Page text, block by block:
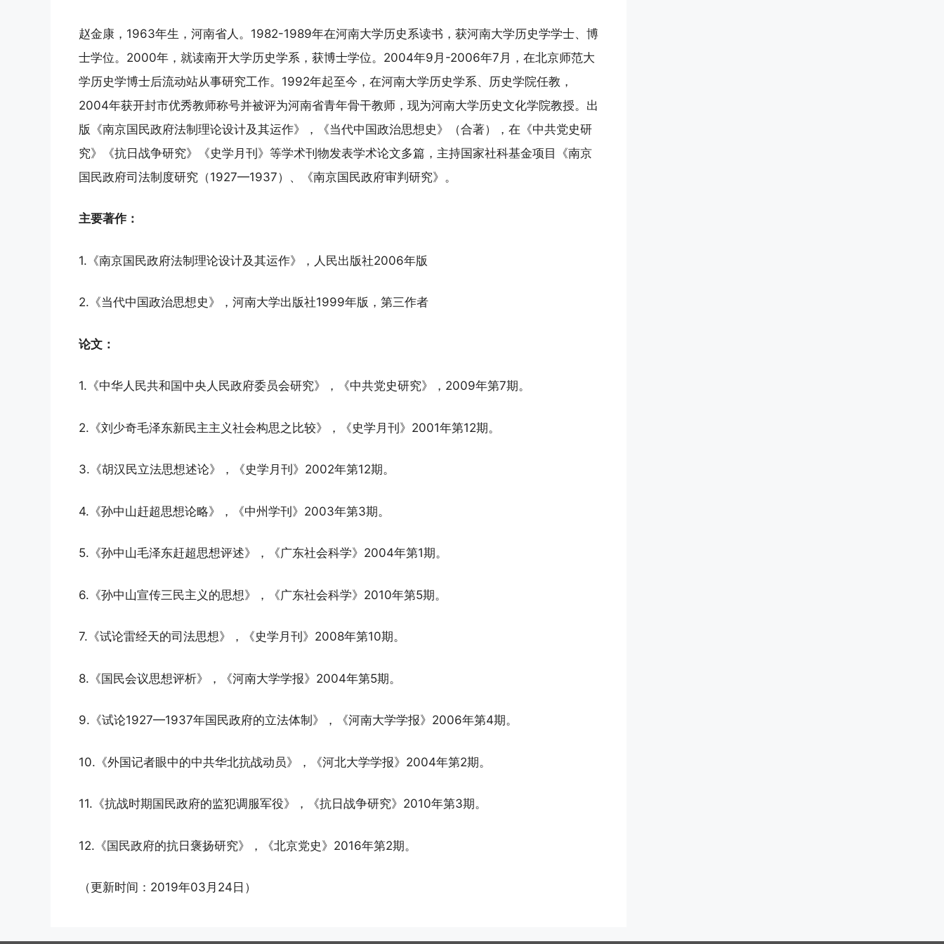
赵金康，1963年生，河南省人。1982-1989年在河南大学历史系读书，获河南大学历史学学士、博
士学位。2000年，就读南开大学历史学系，获博士学位。2004年9月-2006年7月，在北京师范大
学历史学博士后流动站从事研究工作。1992年起至今，在河南大学历史学系、历史学院任教，
2004年获开封市优秀教师称号并被评为河南省青年骨干教师，现为河南大学历史文化学院教授。出
版《南京国民政府法制理论设计及其运作》，《当代中国政治思想史》（合著），在《中共党史研
究》《抗日战争研究》《史学月刊》等学术刊物发表学术论文多篇，主持国家社科基金项目《南京
国民政府司法制度研究（1927—1937）、《南京国民政府审判研究》。
主要著作：
1.《南京国民政府法制理论设计及其运作》，人民出版社2006年版
2.《当代中国政治思想史》，河南大学出版社1999年版，第三作者
论文：
1.《中华人民共和国中央人民政府委员会研究》，《中共党史研究》，2009年第7期。
2.《刘少奇毛泽东新民主主义社会构思之比较》，《史学月刊》2001年第12期。
3.《胡汉民立法思想述论》，《史学月刊》2002年第12期。
4.《孙中山赶超思想论略》，《中州学刊》2003年第3期。
5.《孙中山毛泽东赶超思想评述》，《广东社会科学》2004年第1期。
6.《孙中山宣传三民主义的思想》，《广东社会科学》2010年第5期。
7.《试论雷经天的司法思想》，《史学月刊》2008年第10期。
8.《国民会议思想评析》，《河南大学学报》2004年第5期。
9.《试论1927—1937年国民政府的立法体制》，《河南大学学报》2006年第4期。
10.《外国记者眼中的中共华北抗战动员》，《河北大学学报》2004年第2期。
11.《抗战时期国民政府的监犯调服军役》，《抗日战争研究》2010年第3期。
12.《国民政府的抗日褒扬研究》，《北京党史》2016年第2期。
（更新时间：2019年03月24日）